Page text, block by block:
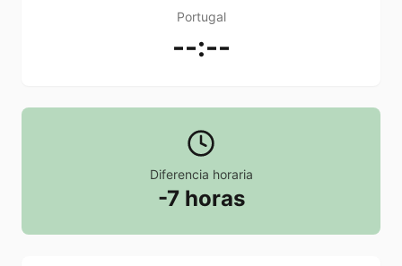
Portugal
--:--
Diferencia horaria
-7 horas